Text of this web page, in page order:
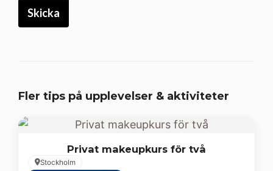
Fler tips på upplevelser & aktiviteter
Privat makeupkurs för två
Stockholm